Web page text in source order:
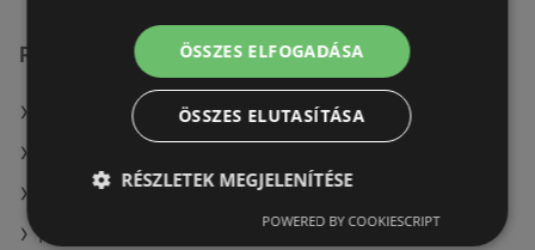
Reál üzletek itt:
Reál itt: Balatonföldvári
Reál itt: Ráckevei
Reál itt: Debreceni
ÖSSZES ELFOGADÁSA
ÖSSZES ELUTASÍTÁSA
RÉSZLETEK MEGJELENÍTÉSE
POWERED BY COOKIESCRIPT